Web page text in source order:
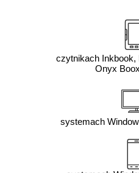
czytnikach Inkbook,
Onyx
systemach